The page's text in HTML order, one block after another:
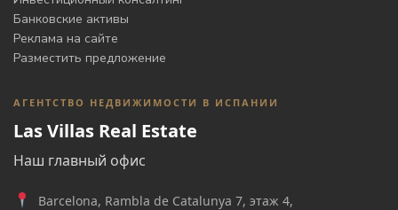
Банковские активы
Реклама на сайте
Разместить предложение
АГЕНТСТВО НЕДВИЖИМОСТИ В ИСПАНИИ
Las Villas Real Estate
Наш главный офис
Barcelona, Rambla de Catalunya 7, этаж 4,